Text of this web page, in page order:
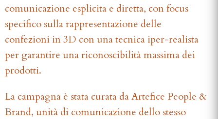
comunicazione esplicita e diretta, con focus
specifico sulla rappresentazione delle
confezioni in 3D con una tecnica iper-realista
per garantire una riconoscibilità massima dei
prodotti.
La campagna è stata curata da Artefice People &
Brand, unità di comunicazione dello stesso